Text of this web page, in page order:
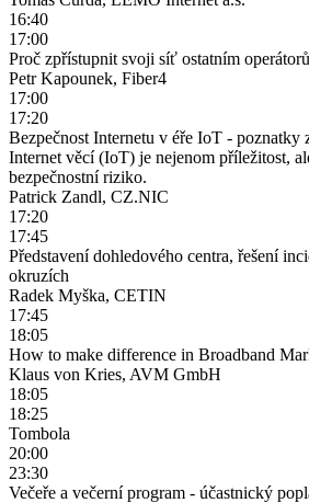
16:40
17:00
Proč zpřístupnit svoji síť ostatním
Petr Kapounek, Fiber4
17:00
17:20
Bezpečnost Internetu v éře IoT - poznatky
Internet věcí (IoT) je nejenom příležitost,
bezpečnostní riziko.
Patrick Zandl, CZ.NIC
17:20
17:45
Představení dohledového centra, řešení
okruzích
Radek Myška, CETIN
17:45
18:05
How to make difference in Broadband
Klaus von Kries, AVM GmbH
18:05
18:25
Tombola
20:00
23:30
Večeře a večerní program - účastnický